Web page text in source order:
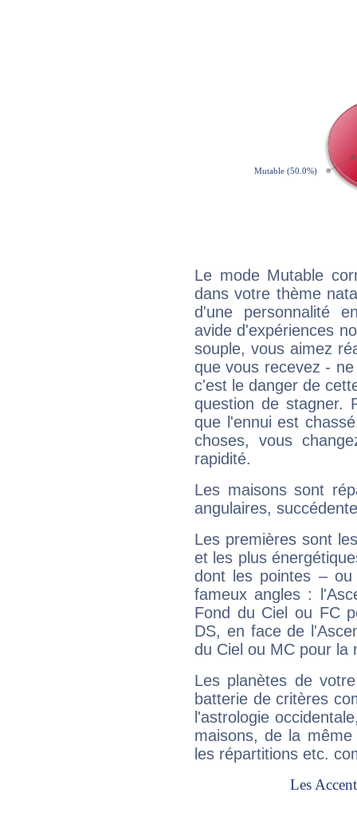
Le mode Mutable
dans votre thème
d'une personnalité
avide d'expériences
souple, vous aimez
que vous recevez -
c'est le danger de
question de stagner.
que l'ennui est
choses, vous
rapidité.
Les maisons sont
angulaires,
Les premières sont
et les plus
dont les pointes –
fameux angles :
Fond du Ciel ou FC
DS, en face de
du Ciel ou MC pour la
Les planètes de
batterie de critères
l'astrologie
maisons, de la
les répartitions etc.